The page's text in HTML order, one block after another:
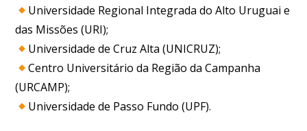
Universidade Regional Integrada do Alto Uruguai e
das Missões (URI);
Universidade de Cruz Alta (UNICRUZ);
Centro Universitário da Região da Campanha
(URCAMP);
Universidade de Passo Fundo (UPF).